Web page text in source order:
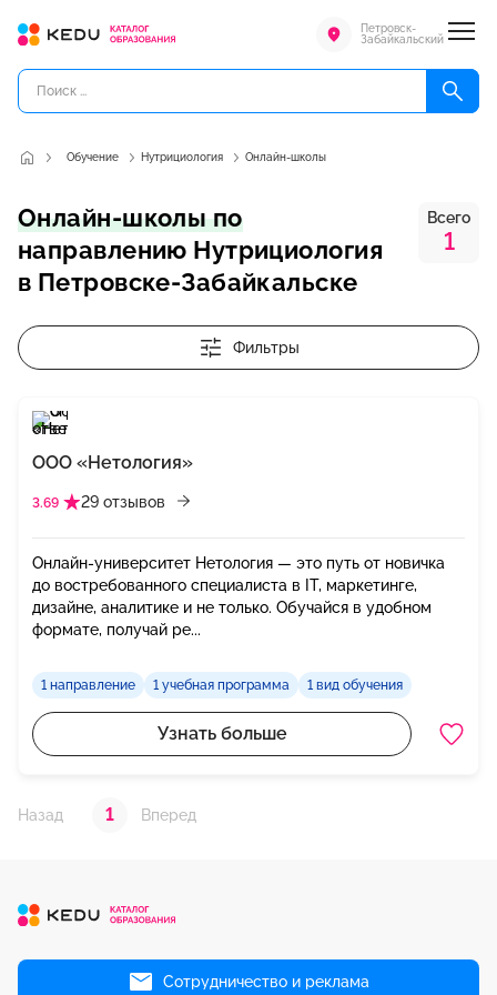
Петровск-
Забайкальский
Обучение Нутрициология Онлайн-школы
Онлайн-школы по
направлению Нутрициология
в Петровске-Забайкальске
Всего
1
Фильтры
ООО «Нетология»
3.69 29 отзывов
Онлайн-университет Нетология — это путь от новичка
до востребованного специалиста в IT, маркетинге,
дизайне, аналитике и не только. Обучайся в удобном
формате, получай ре...
1 направление 1 учебная программа 1 вид обучения
Узнать больше
Назад 1 Вперед
Сотрудничество и реклама